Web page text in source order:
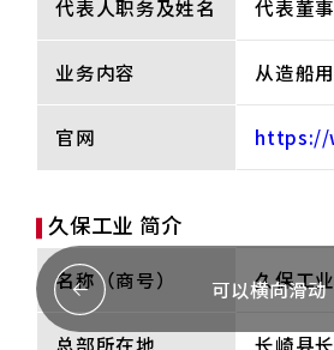
代表人职务及姓名 代表董
业务内容 从造船
官网 https://
久保工业 简介
名称（商号） 久保工
总部所在地 长崎县
可以横向滑动